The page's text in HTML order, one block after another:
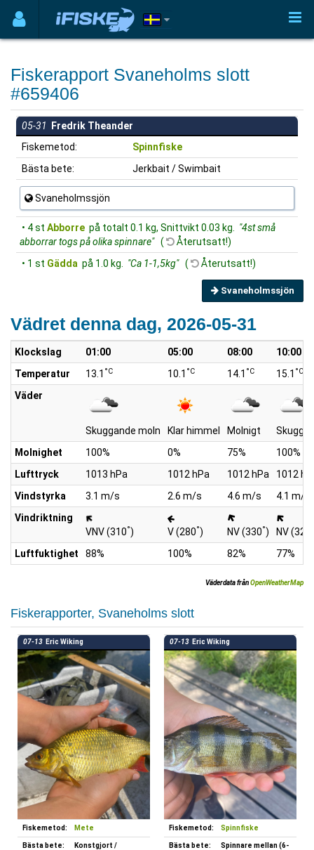
Fiskerapport Svaneholms slott
#659406
05-31
Fredrik Theander
Fiskemetod:
Spinnfiske
Bästa bete:
Jerkbait / Swimbait
Svaneholmssjön
• 4 st Abborre på totalt 0.1 kg, Snittvikt 0.03 kg.
"4st små
abborrar togs på olika spinnare" (
Återutsatt!)
• 1 st Gädda på 1.0 kg. "Ca 1-1,5kg" ( Återutsatt!)
Svaneholmssjön
Vädret denna dag, 2026-05-31
Klockslag 01:00 05:00 08:00
10:00
Temperatur
13.1 °C 10.1 °C 14.1 °C 15.1 °C
Väder
Skuggande moln Klar himmel Molnigt
Molnighet
100% 0% 75%
100%
Lufttryck
1013 hPa 1012 hPa 1012 hPa
1012
Vindstyrka
3.1 m/s 2.6 m/s 4.6 m/s
4.1 m/s
Vindriktning
VNV (310°) V (280°) NV (330°) NV (320
Luftfuktighet 88% 100% 82% 77%
Väderdata frånOpenWeatherMap
Fiskerapporter, Svaneholms slott
07-13 Eric Wiking
Fiskemetod: Mete
Bästa bete:
Konstgjort /
07-13 Eric Wiking
Fiskemetod: Spinnfiske
Bästa bete:
Spinnare mellan (6-